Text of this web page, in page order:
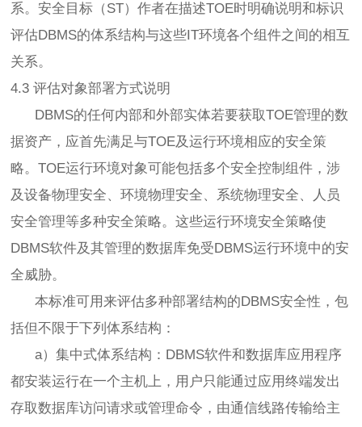
系。安全目标（ST）作者在描述TOE时明确说明和标识
评估DBMS的体系结构与这些IT环境各个组件之间的相互
关系。
4.3 评估对象部署方式说明
DBMS的任何内部和外部实体若要获取TOE管理的数
据资产，应首先满足与TOE及运行环境相应的安全策
略。TOE运行环境对象可能包括多个安全控制组件，涉
及设备物理安全、环境物理安全、系统物理安全、人员
安全管理等多种安全策略。这些运行环境安全策略使
DBMS软件及其管理的数据库免受DBMS运行环境中的安
全威胁。
本标准可用来评估多种部署结构的DBMS安全性，包
括但不限于下列体系结构：
a）集中式体系结构：DBMS软件和数据库应用程序
都安装运行在一个主机上，用户只能通过应用终端发出
存取数据库访问请求或管理命令，由通信线路传输给主